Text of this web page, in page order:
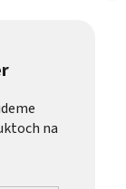
na